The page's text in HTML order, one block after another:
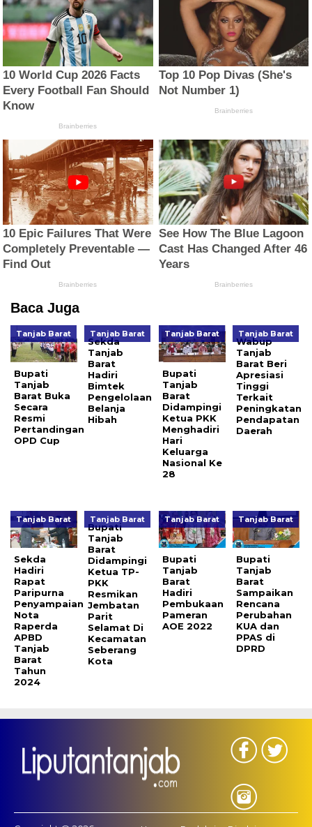
Baca Juga
Tanjab Barat
Bupati
Tanjab
Barat Buka
Secara
Resmi
Pertandingan
OPD Cup
Tanjab Barat
Sekda
Tanjab
Barat
Hadiri
Bimtek
Pengelolaan
Belanja
Hibah
Tanjab Barat
Bupati
Tanjab
Barat
Didampingi
Ketua PKK
Menghadiri
Hari
Keluarga
Nasional Ke
28
Tanjab Barat
Wabup
Tanjab
Barat Beri
Apresiasi
Tinggi
Terkait
Peningkatan
Pendapatan
Daerah
Tanjab Barat
Sekda
Hadiri
Rapat
Paripurna
Penyampaian
Nota
Raperda
APBD
Tanjab
Barat
Tahun
2024
Tanjab Barat
Bupati
Tanjab
Barat
Didampingi
Ketua TP-
PKK
Resmikan
Jembatan
Parit
Selamat Di
Kecamatan
Seberang
Kota
Tanjab Barat
Bupati
Tanjab
Barat
Hadiri
Pembukaan
Pameran
AOE 2022
Tanjab Barat
Bupati
Tanjab
Barat
Sampaikan
Rencana
Perubahan
KUA dan
PPAS di
DPRD